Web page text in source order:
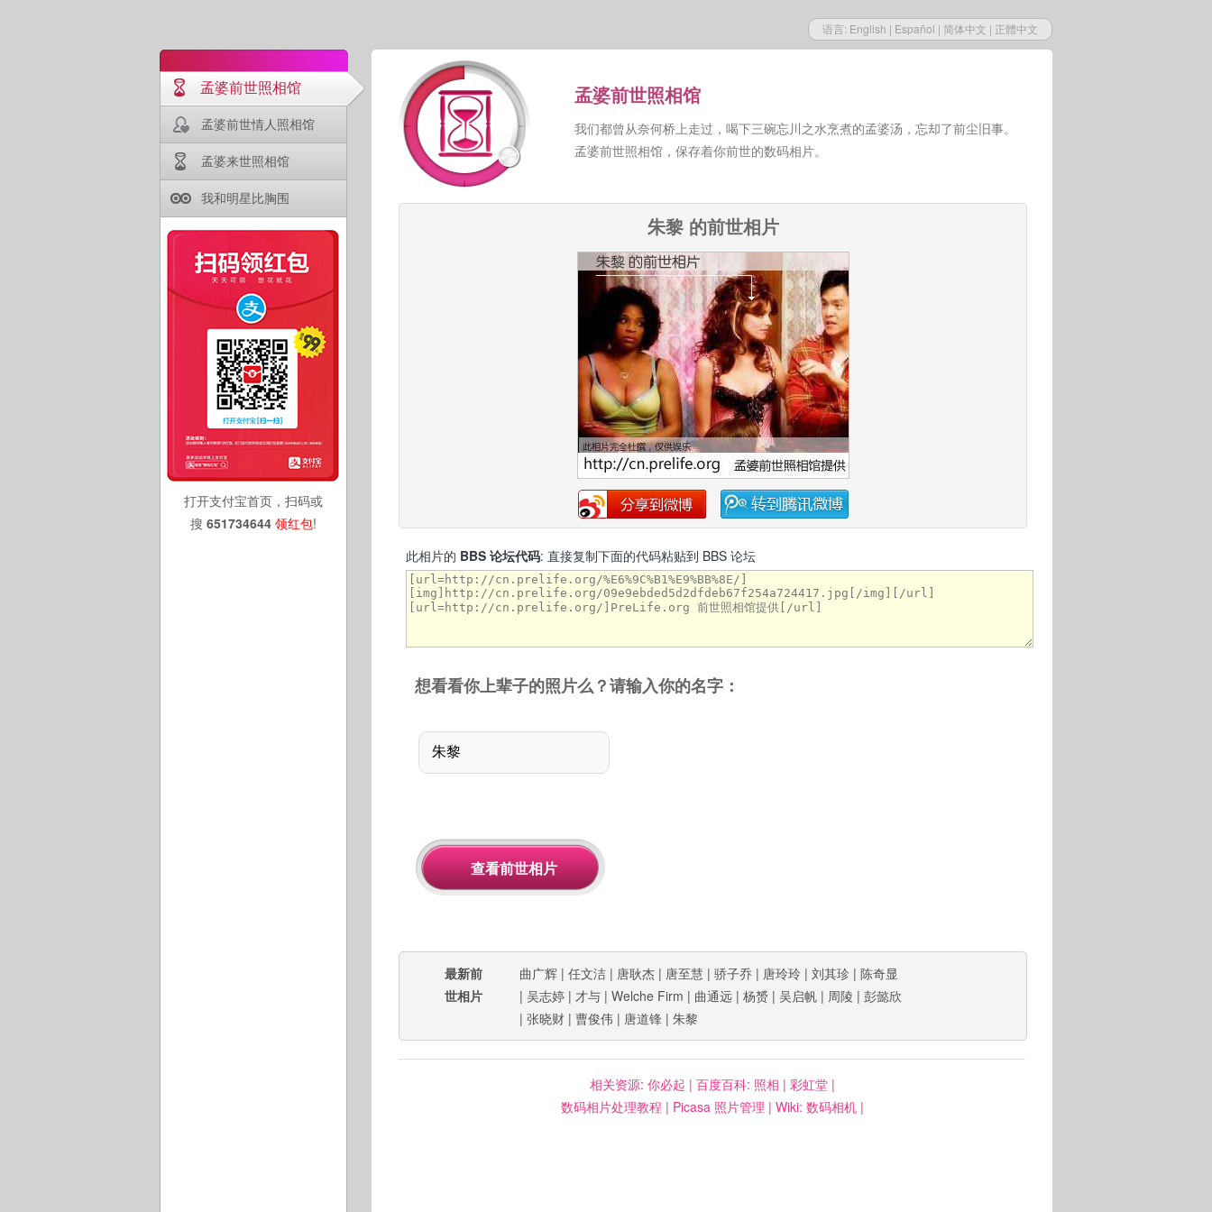
语言: English | Español | 简体中文 | 正體中文
孟婆前世照相馆
孟婆前世情人照相馆
孟婆来世照相馆
我和明星比胸围
打开支付宝首页，扫码或
搜 651734644 领红包!
孟婆前世照相馆
我们都曾从奈何桥上走过，喝下三碗忘川之水烹煮的孟婆汤，忘却了前尘旧事。
孟婆前世照相馆，保存着你前世的数码相片。
朱黎 的前世相片
此相片的 BBS 论坛代码: 直接复制下面的代码粘贴到 BBS 论坛
想看看你上辈子的照片么？请输入你的名字：
最新前
世相片
曲广辉 | 任文洁 | 唐耿杰 | 唐至慧 | 骄子乔 | 唐玲玲 | 刘其珍 | 陈奇显
| 吴志婷 | 才与 | Welche Firm | 曲通远 | 杨赟 | 吴启帆 | 周陵 | 彭懿欣
| 张晓财 | 曹俊伟 | 唐道锋 | 朱黎
相关资源: 你必起 | 百度百科: 照相 | 彩虹堂|
数码相片处理教程 | Picasa 照片管理 | Wiki: 数码相机|